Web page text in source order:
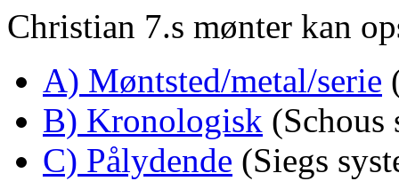
Christian 7.s mønter kan
A) Møntsted/metal/serie
B) Kronologisk (Schous
C) Pålydende (Siegs